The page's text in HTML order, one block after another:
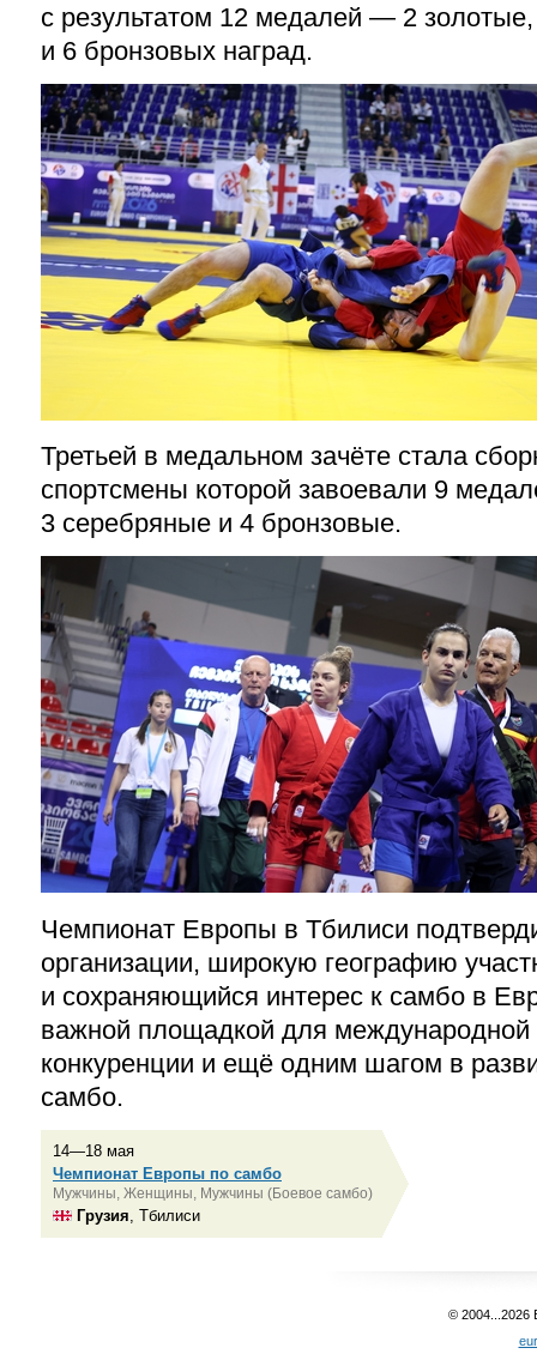
с результатом 12 медалей — 2
и 6 бронзовых наград.
Третьей в медальном зачёте стала
спортсмены которой завоевали 9
3 серебряные и 4 бронзовые.
Чемпионат Европы в Тбилиси
организации, широкую географию
и сохраняющийся интерес к самбо в
важной площадкой для международной
конкуренции и ещё одним шагом в
самбо.
14—18 мая
Чемпионат Европы по самбо
Мужчины, Женщины, Мужчины (Боевое самбо)
Грузия , Тбилиси
© 2004...2026